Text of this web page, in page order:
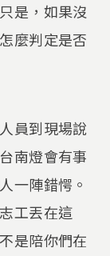
是，如果沒
麼判定是否
員到現場說
南燈會有事
一陣錯愕。
工丟在這
是陪你們在